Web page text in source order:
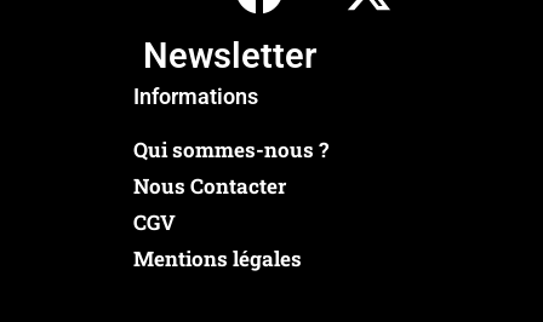
Newsletter
Informations
Qui sommes-nous ?
Nous Contacter
CGV
Mentions légales